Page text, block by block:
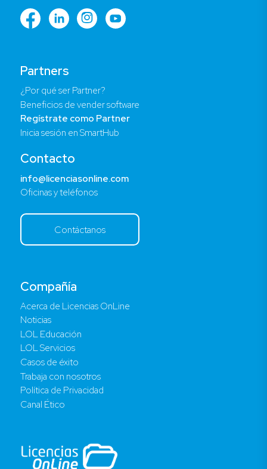
Compañía
Acerca de Licencias OnLine
Noticias
LOL Educación
LOL Servicios
Casos de éxito
Trabaja con nosotros
Política de Privacidad
Canal Ético
Partners
¿Por qué ser Partner?
Beneficios de vender software
Regístrate como Partner
Inicia sesión en SmartHub
Contacto
info@licenciasonline.com
Oficinas y teléfonos
Contáctanos